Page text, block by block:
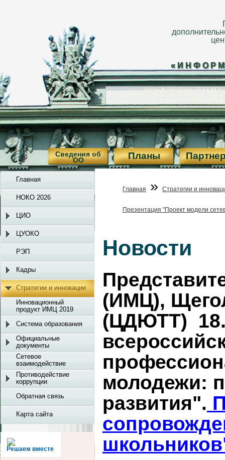
Сведения об
ОО Планы
Главная » Стратегии и
Презентация "Проект модели
Новости
(ИМЦ),
(ЦДЮТТ)
молодежи:
развития".
Главная
НОКО 2026
ЦИО
ЦУОКО
РЭП
Кадры
Стратегии и инновации
Инновационный
продукт ИМЦ 2019
Система образования
Официальные
документы
Сетевое
взаимодействие
Противодействие
коррупции
Обратная связь
Карта сайта
Решаем вместе